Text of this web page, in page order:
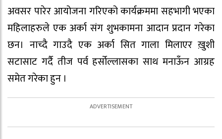
अवसर पारेर आयोजना गरिएको कार्यक्रममा सहभागी भएका
महिलाहरुले एक अर्का संग शुभकामना आदान प्रदान गरेका
छन। नाच्दै गाउदै एक अर्का सित गाला मिलाएर ख़ुशी
सटासाट गर्दै तीज पर्व हर्सोल्लासका साथ मनाऊँन आग्रह
समेत गरेका हुन ।